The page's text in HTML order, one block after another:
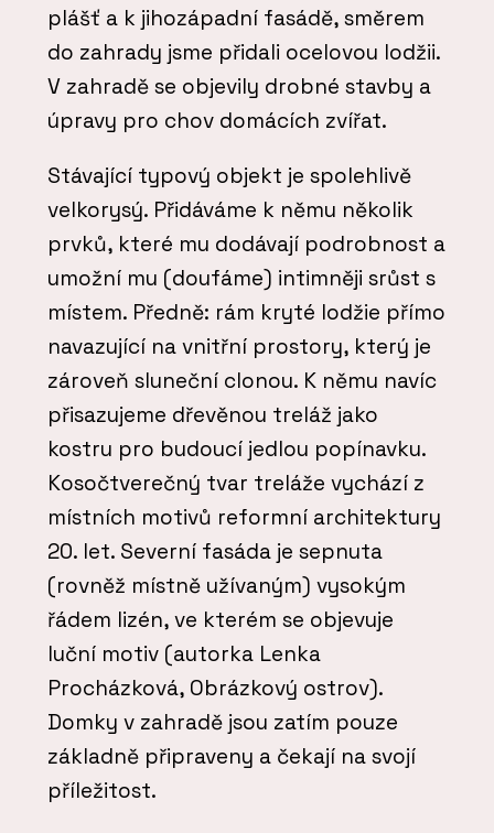
plášť a k jihozápadní fasádě, směrem
do zahrady jsme přidali ocelovou lodžii.
V zahradě se objevily drobné stavby a
úpravy pro chov domácích zvířat.
Stávající typový objekt je spolehlivě
velkorysý. Přidáváme k němu několik
prvků, které mu dodávají podrobnost a
umožní mu (doufáme) intimněji srůst s
místem. Předně: rám kryté lodžie přímo
navazující na vnitřní prostory, který je
zároveň sluneční clonou. K němu navíc
přisazujeme dřevěnou treláž jako
kostru pro budoucí jedlou popínavku.
Kosočtverečný tvar treláže vychází z
místních motivů reformní architektury
20. let. Severní fasáda je sepnuta
(rovněž místně užívaným) vysokým
řádem lizén, ve kterém se objevuje
luční motiv (autorka Lenka
Procházková, Obrázkový ostrov).
Domky v zahradě jsou zatím pouze
základně připraveny a čekají na svojí
příležitost.